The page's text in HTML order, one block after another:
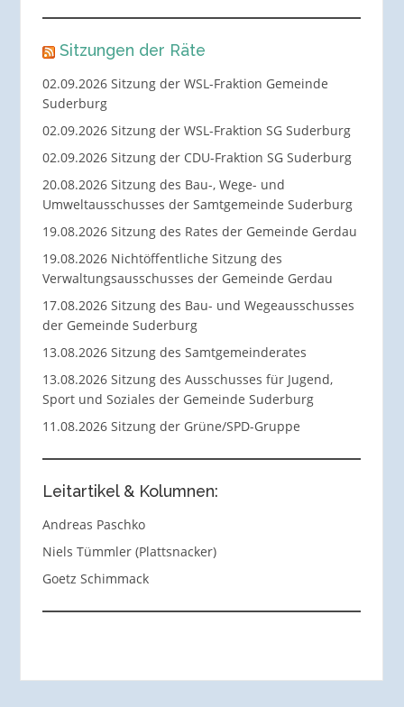
Sitzungen der Räte
02.09.2026 Sitzung der WSL-Fraktion Gemeinde
Suderburg
02.09.2026 Sitzung der WSL-Fraktion SG Suderburg
02.09.2026 Sitzung der CDU-Fraktion SG Suderburg
20.08.2026 Sitzung des Bau-, Wege- und
Umweltausschusses der Samtgemeinde Suderburg
19.08.2026 Sitzung des Rates der Gemeinde Gerdau
19.08.2026 Nichtöffentliche Sitzung des
Verwaltungsausschusses der Gemeinde Gerdau
17.08.2026 Sitzung des Bau- und Wegeausschusses
der Gemeinde Suderburg
13.08.2026 Sitzung des Samtgemeinderates
13.08.2026 Sitzung des Ausschusses für Jugend,
Sport und Soziales der Gemeinde Suderburg
11.08.2026 Sitzung der Grüne/SPD-Gruppe
Leitartikel & Kolumnen:
Andreas Paschko
Niels Tümmler (Plattsnacker)
Goetz Schimmack